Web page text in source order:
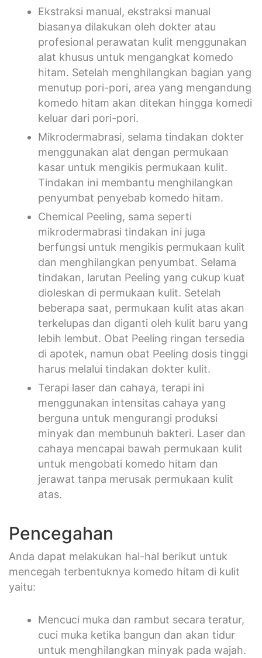
Ekstraksi manual, ekstraksi manual
biasanya dilakukan oleh dokter atau
profesional perawatan kulit menggunakan
alat khusus untuk mengangkat komedo
hitam. Setelah menghilangkan bagian yang
menutup pori-pori, area yang mengandung
komedo hitam akan ditekan hingga komedi
keluar dari pori-pori.
Mikrodermabrasi, selama tindakan dokter
menggunakan alat dengan permukaan
kasar untuk mengikis permukaan kulit.
Tindakan ini membantu menghilangkan
penyumbat penyebab komedo hitam.
Chemical Peeling, sama seperti
mikrodermabrasi tindakan ini juga
berfungsi untuk mengikis permukaan kulit
dan menghilangkan penyumbat. Selama
tindakan, larutan Peeling yang cukup kuat
dioleskan di permukaan kulit. Setelah
beberapa saat, permukaan kulit atas akan
terkelupas dan diganti oleh kulit baru yang
lebih lembut. Obat Peeling ringan tersedia
di apotek, namun obat Peeling dosis tinggi
harus melalui tindakan dokter kulit.
Terapi laser dan cahaya, terapi ini
menggunakan intensitas cahaya yang
berguna untuk mengurangi produksi
minyak dan membunuh bakteri. Laser dan
cahaya mencapai bawah permukaan kulit
untuk mengobati komedo hitam dan
jerawat tanpa merusak permukaan kulit
atas.
Pencegahan
Anda dapat melakukan hal-hal berikut untuk
mencegah terbentuknya komedo hitam di kulit
yaitu:
Mencuci muka dan rambut secara teratur,
cuci muka ketika bangun dan akan tidur
untuk menghilangkan minyak pada wajah.